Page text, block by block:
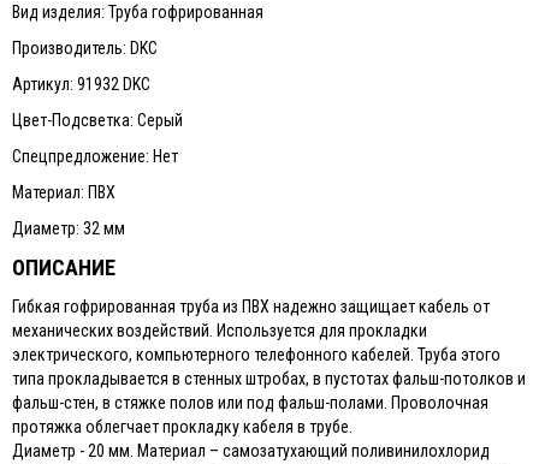
Вид изделия: Труба гофрированная
Производитель: DKC
Артикул: 91932 DKC
Цвет-Подсветка: Серый
Спецпредложение: Нет
Материал: ПВХ
Диаметр: 32 мм
ОПИСАНИЕ
Гибкая гофрированная труба из ПВХ надежно защищает кабель от
механических воздействий. Используется для прокладки
электрического, компьютерного телефонного кабелей. Труба этого
типа прокладывается в стенных штробах, в пустотах фальш-потолков и
фальш-стен, в стяжке полов или под фальш-полами. Проволочная
протяжка облегчает прокладку кабеля в трубе.
Диаметр - 20 мм. Материал – самозатухающий поливинилохлорид